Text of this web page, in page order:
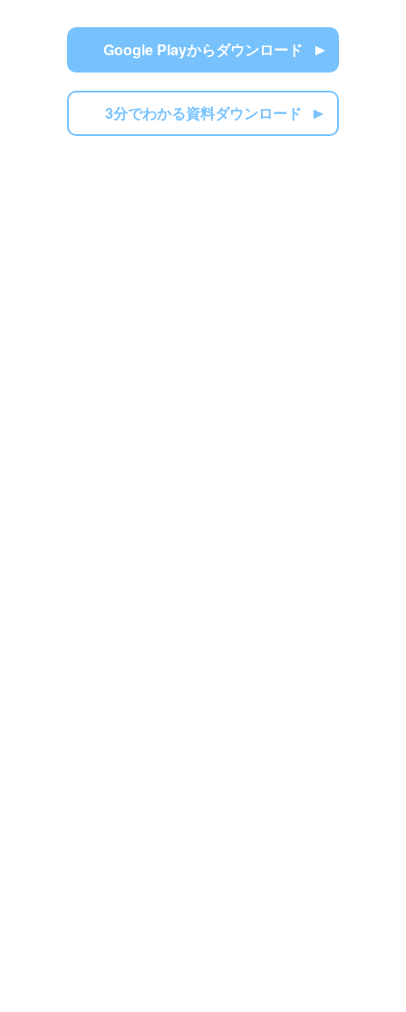
Google Playからダウンロード
3分でわかる資料ダウンロード